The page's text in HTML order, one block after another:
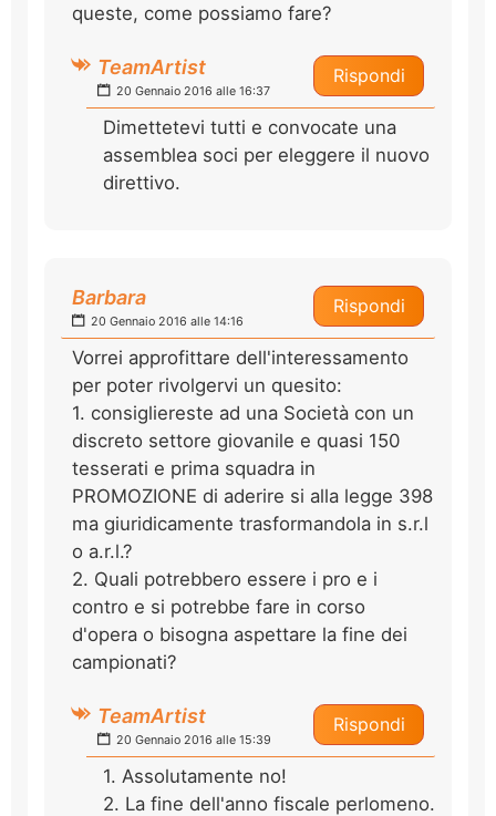
queste, come possiamo fare?
Rispondi
TeamArtist
20 Gennaio 2016 alle 16:37
Dimettetevi tutti e convocate una
assemblea soci per eleggere il nuovo
direttivo.
Rispondi
Barbara
20 Gennaio 2016 alle 14:16
Vorrei approfittare dell'interessamento
per poter rivolgervi un quesito:
1. consigliereste ad una Società con un
discreto settore giovanile e quasi 150
tesserati e prima squadra in
PROMOZIONE di aderire si alla legge 398
ma giuridicamente trasformandola in s.r.l
o a.r.l.?
2. Quali potrebbero essere i pro e i
contro e si potrebbe fare in corso
d'opera o bisogna aspettare la fine dei
campionati?
Rispondi
TeamArtist
20 Gennaio 2016 alle 15:39
1. Assolutamente no!
2. La fine dell'anno fiscale perlomeno.